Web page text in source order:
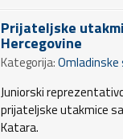
Prijateljske
Hercegovine
Kategorija:Omladinske
Juniorski
prijateljske utakmice
Katara.